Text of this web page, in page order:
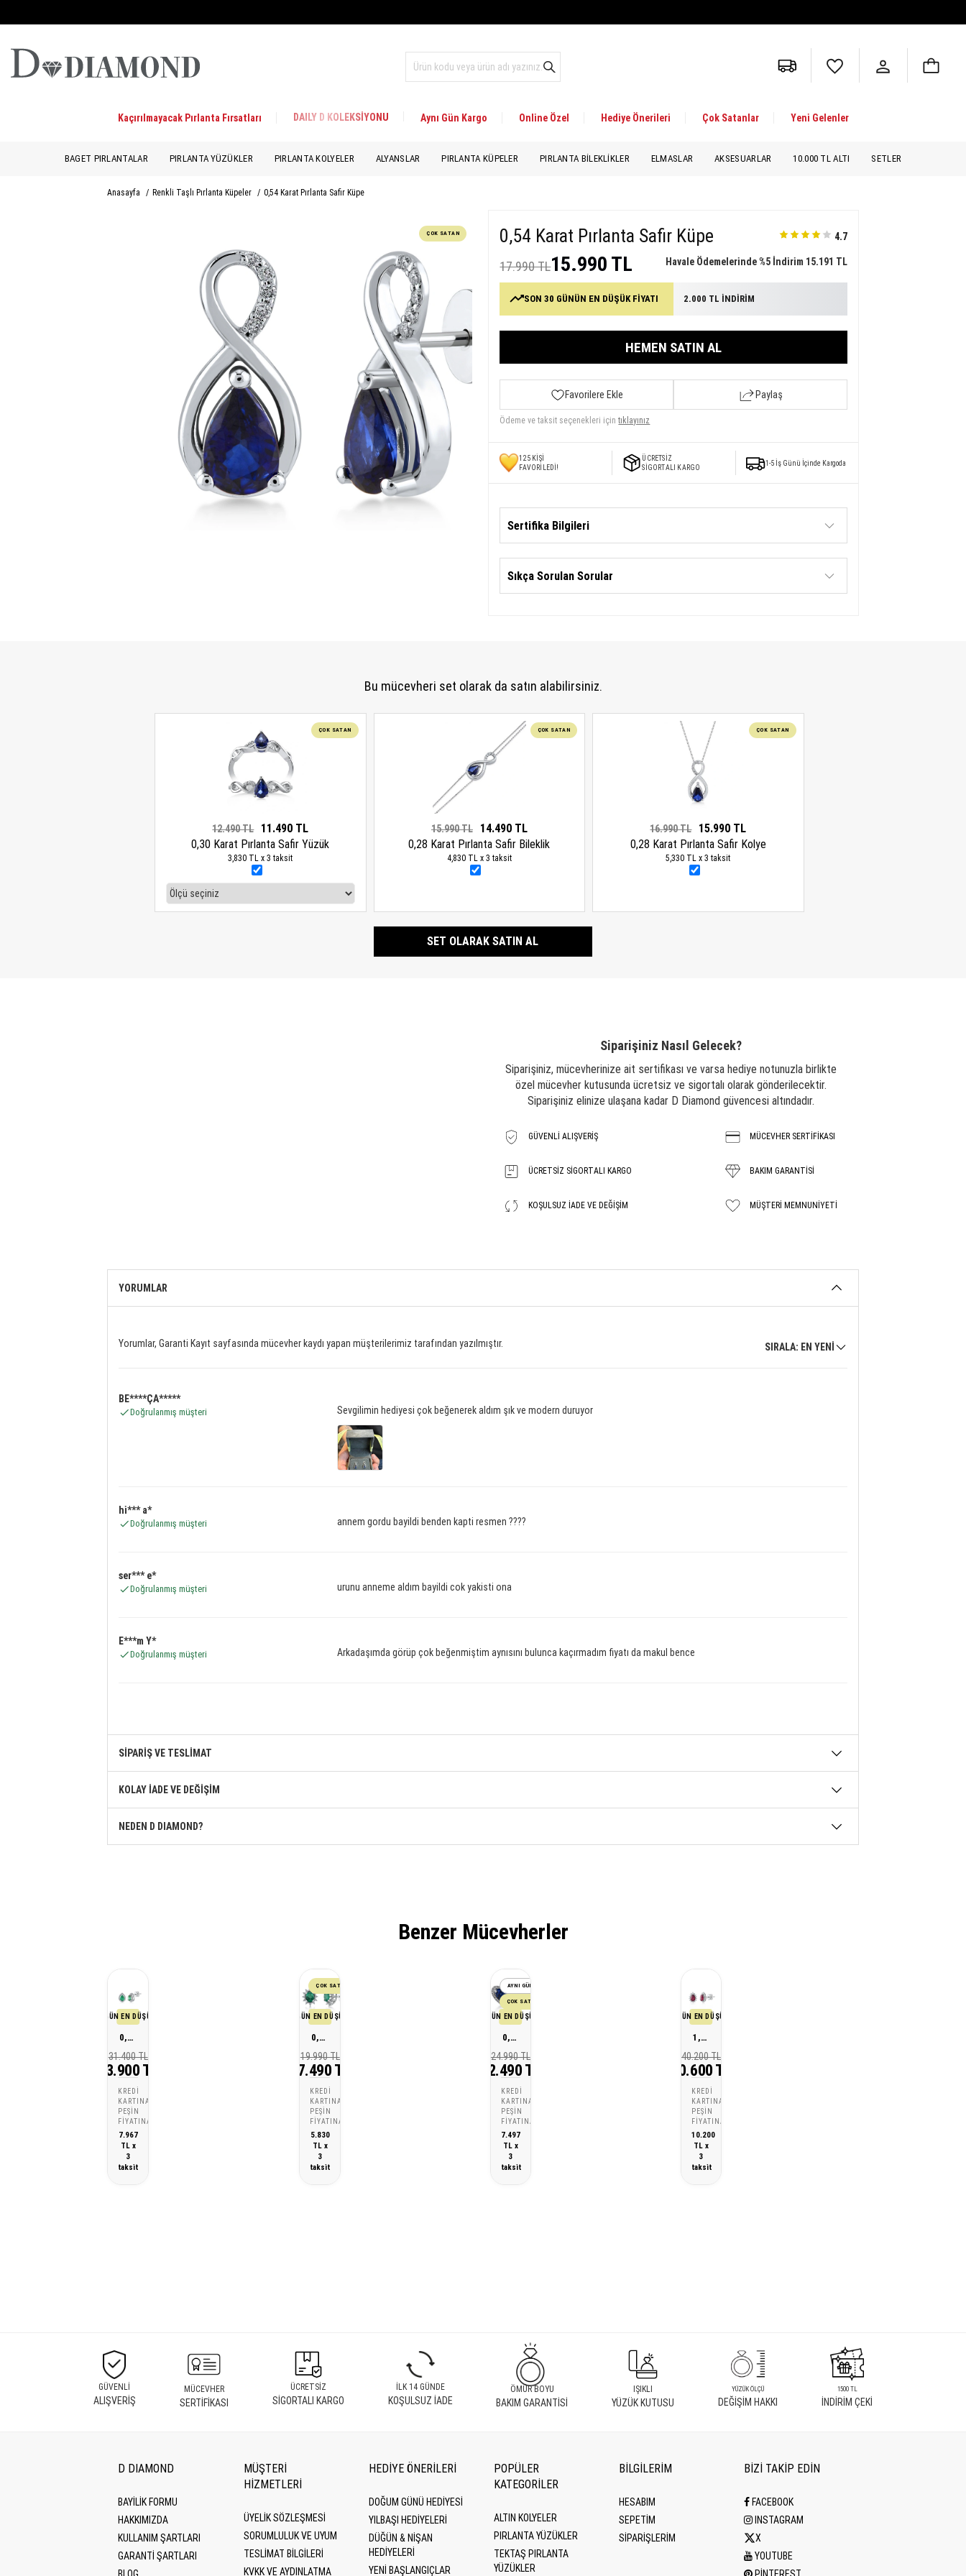
Kaçırılmayacak Pırlanta Fırsatları DAILY D KOLEKSİYONU Aynı Gün Kargo Online Özel Hediye Önerileri Çok Satanlar Yeni Gelenler
BAGET PIRLANTALAR PIRLANTA YÜZÜKLER PIRLANTA KOLYELER ALYANSLAR PIRLANTA KÜPELER PIRLANTA BILEKLIKLER ELMASLAR AKSESUARLAR 10.000 TL ALTI SETLER
Anasayfa / Renkli Taşlı Pırlanta Küpeler / 0,54 Karat Pırlanta Safir Küpe
ÇOK SATAN 0,54 Karat Pırlanta Safir Küpe 4.7
Havale Ödemelerinde %5 İndirim 15.191 TL
17.990 TL15.990 TL
SON 30 GÜNÜN EN DÜŞÜK FİYATI 2.000 TL İNDİRİM
HEMEN SATIN AL
Favorilere Ekle Paylaş
Ödeme ve taksit seçenekleri içintıklayınız
125 KİŞİ
FAVORİLEDİ!
ÜCRETSİZ
SİGORTALI KARGO
1-5 İş Günü İçinde Kargoda
Sertifika Bilgileri
Sıkça Sorulan Sorular
Bu mücevheri set olarak da satın alabilirsiniz.
ÇOK SATAN
12.490 TL
11.490 TL
0,30 Karat Pırlanta Safir Yüzük
3,830 TL x 3 taksit
ÇOK SATAN
15.990 TL
14.490 TL
0,28 Karat Pırlanta Safir Bileklik
4,830 TL x 3 taksit
ÇOK SATAN
16.990 TL
15.990 TL
0,28 Karat Pırlanta Safir Kolye
5,330 TL x 3 taksit
SET OLARAK SATIN AL
Siparişiniz Nasıl Gelecek?
Siparişiniz, mücevherinize ait sertifikası ve varsa hediye notunuzla birlikte
özel mücevher kutusunda ücretsiz ve sigortalı olarak gönderilecektir.
Siparişiniz elinize ulaşana kadar D Diamond güvencesi altındadır.
GÜVENLI ALIŞVERIŞ MÜCEVHER SERTİFİKASI
ÜCRETSIZ SIGORTALI KARGO BAKIM GARANTISİ
KOŞULSUZ İADE VE DEĞIŞIM MÜŞTERI MEMNUNIYETI
YORUMLAR
Yorumlar, Garanti Kayıt sayfasında mücevher kaydı yapan müşterilerimiz tarafından yazılmıştır. SIRALA: EN YENİ
BE****ÇA*****
Doğrulanmış müşteri Sevgilimin hediyesi çok beğenerek aldım şık ve modern duruyor
hi*** a*
Doğrulanmış müşteri annem gordu bayildi benden kapti resmen ????
ser*** e*
Doğrulanmış müşteri urunu anneme aldım bayildi cok yakisti ona
E***m Y*
Doğrulanmış müşteri Arkadaşımda görüp çok beğenmiştim aynısını bulunca kaçırmadım fiyatı da makul bence
SİPARİŞ VE TESLİMAT
KOLAY İADE VE DEĞİŞİM
NEDEN D DIAMOND?
Benzer Mücevherler
SON 30 GÜN EN DÜŞÜK FİYATI
0,65 Karat Pırlanta Zümrüt Küpe
31.400 TL
23.900 TL
KREDI
KARTINA
PEŞIN
FIYATINA
7.967
TL x
3
taksit
ÇOK SATAN
SON 30 GÜN EN DÜŞÜK FİYATI
0,61 Karat Pırlanta Zümrüt Küpe
19.990 TL
17.490 TL
KREDI
KARTINA
PEŞIN
FIYATINA
5.830
TL x
3
taksit
AYNI GÜN KARGO
ÇOK SATAN
SON 30 GÜN EN DÜŞÜK FİYATI
0,62 Karat Pırlanta Safir Küpe
24.990 TL
22.490 TL
KREDI
KARTINA
PEŞIN
FIYATINA
7.497
TL x
3
taksit
SON 30 GÜN EN DÜŞÜK FİYATI
1,25 Karat Pırlanta Yakut Küpe
40.200 TL
30.600 TL
KREDI
KARTINA
PEŞIN
FIYATINA
10.200
TL x
3
taksit
GÜVENLİ
ALIŞVERİŞ
MÜCEVHER
SERTİFİKASI
ÜCRETSİZ
SİGORTALI KARGO
İLK 14 GÜNDE
KOŞULSUZ İADE
ÖMÜR BOYU
BAKIM GARANTİSİ
IŞIKLI
YÜZÜK KUTUSU
YÜZÜK ÖLÇÜ
DEĞİŞİM HAKKI
1500 TL
İNDİRİM ÇEKİ
D DIAMOND
BAYİLİK FORMU
HAKKIMIZDA
KULLANIM ŞARTLARI
GARANTI ŞARTLARI
MÜŞTERİ
HİZMETLERİ
ÜYELIK SÖZLEŞMESI
SORUMLULUK VE UYUM
TESLIMAT BILGILERI
KVKK VE AYDINLATMA
HEDİYE ÖNERİLERİ
DOĞUM GÜNÜ HEDIYESI
YILBAŞI HEDIYELERI
DÜĞÜN & NIŞAN
HEDIYELERI
YENI BAŞLANGIÇLAR
POPÜLER
KATEGORILER
ALTIN KOLYELER
PIRLANTA YÜZÜKLER
TEKTAŞ PIRLANTA
YÜZÜKLER
BİLGİLERİM
HESABIM
SEPETİM
SİPARİŞLERİM
BİZİ TAKİP EDİN
FACEBOOK
INSTAGRAM
X
YOUTUBE